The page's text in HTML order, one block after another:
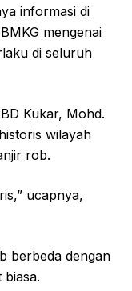
informasi di
mengenai
di seluruh
Kukar, Mohd.
wilayah
rob.
ucapnya,
berbeda dengan